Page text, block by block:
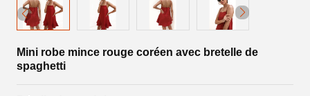
Mini robe mince rouge coréen avec bretelle de
spaghetti